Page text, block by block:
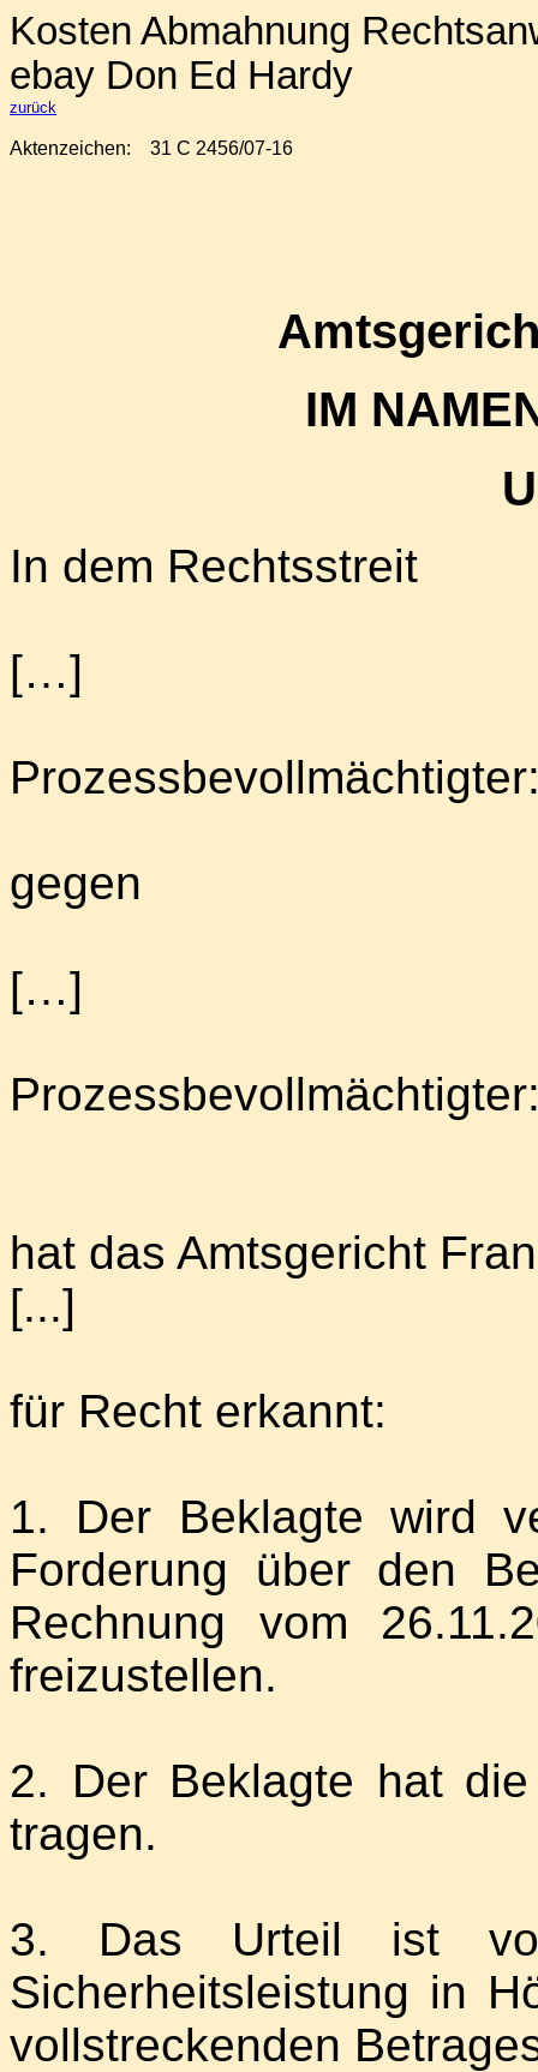
Kosten Abmahnung
ebay Don Ed Hardy
zurück
Aktenzeichen: 31 C 2456/07-16
IM
In dem Rechtsstreit
[…]
gegen
[…]
hat das Amtsgericht
[...]
für Recht erkannt:
1. Der Beklagte wird
Forderung über den
Rechnung vom
freizustellen.
2. Der Beklagte hat
tragen.
3. Das Urteil ist
Sicherheitsleistung in
vollstreckenden